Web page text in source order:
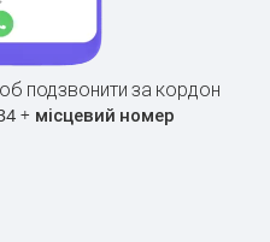
подзвонити за кордон
+ місцевий номер